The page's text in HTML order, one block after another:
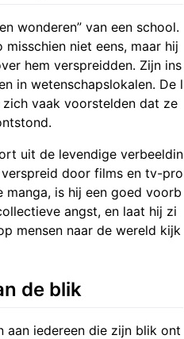
wonderen” van een school.
niet eens, maar hij
hem verspreidden. Zijn ins
in wetenschapslokalen. De l
vaak voorstelden dat ze
uit de levendige verbeeldin
door films en tv-pro
manga, is hij een goed voorb
angst, en laat hij zi
mensen naar de wereld kijk
de blik
aan iedereen die zijn blik ont